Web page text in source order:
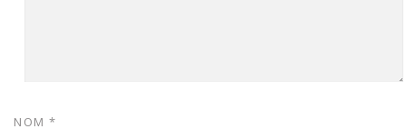
NOM *